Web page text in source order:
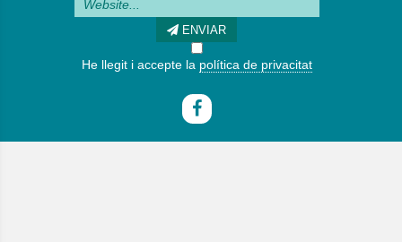
ENVIAR
He llegit i accepte la política de privacitat